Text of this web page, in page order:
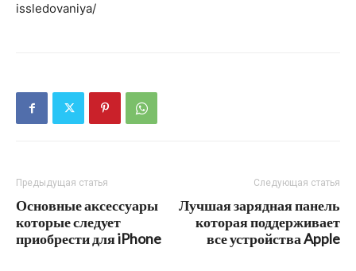
issledovaniya/
Предыдущая статья
Основные аксессуары
которые следует
приобрести для iPhone
Следующая статья
Лучшая зарядная панель
которая поддерживает
все устройства Apple